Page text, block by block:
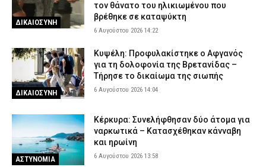
ΔΙΚΑΙΟΣΥΝΗ
τον θάνατο του ηλικιωμένου που
βρέθηκε σε καταψύκτη
6 Αυγούστου 2026 14:22
ΔΙΚΑΙΟΣΥΝΗ
Κυψέλη: Προφυλακίστηκε ο Αφγανός
για τη δολοφονία της Βρετανίδας –
Τήρησε το δικαίωμα της σιωπής
6 Αυγούστου 2026 14:04
ΑΣΤΥΝΟΜΙΑ
Κέρκυρα: Συνελήφθησαν δύο άτομα για
ναρκωτικά – Κατασχέθηκαν κάνναβη
και ηρωίνη
6 Αυγούστου 2026 13:58